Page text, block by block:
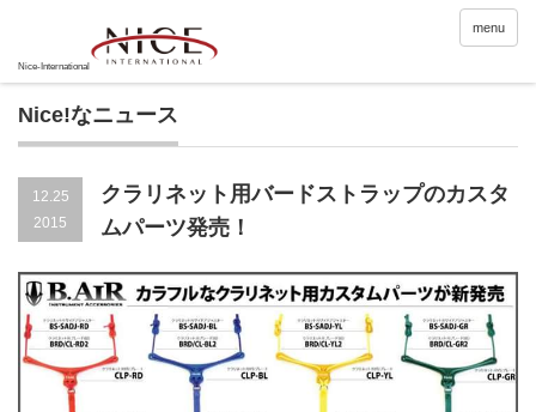
menu
Nice!なニュース
12.25
2015
クラリネット用バードストラップのカスタ
ムパーツ発売！